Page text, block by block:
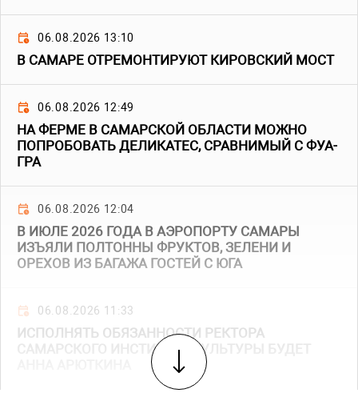
06.08.2026 13:10
В САМАРЕ ОТРЕМОНТИРУЮТ КИРОВСКИЙ МОСТ
06.08.2026 12:49
НА ФЕРМЕ В САМАРСКОЙ ОБЛАСТИ МОЖНО
ПОПРОБОВАТЬ ДЕЛИКАТЕС, СРАВНИМЫЙ С ФУА-
ГРА
06.08.2026 12:04
В ИЮЛЕ 2026 ГОДА В АЭРОПОРТУ САМАРЫ
ИЗЪЯЛИ ПОЛТОННЫ ФРУКТОВ, ЗЕЛЕНИ И
ОРЕХОВ ИЗ БАГАЖА ГОСТЕЙ С ЮГА
06.08.2026 11:33
ИСПОЛНЯТЬ ОБЯЗАННОСТИ РЕКТОРА
САМАРСКОГО ИНСТИТУТА КУЛЬТУРЫ БУДЕТ